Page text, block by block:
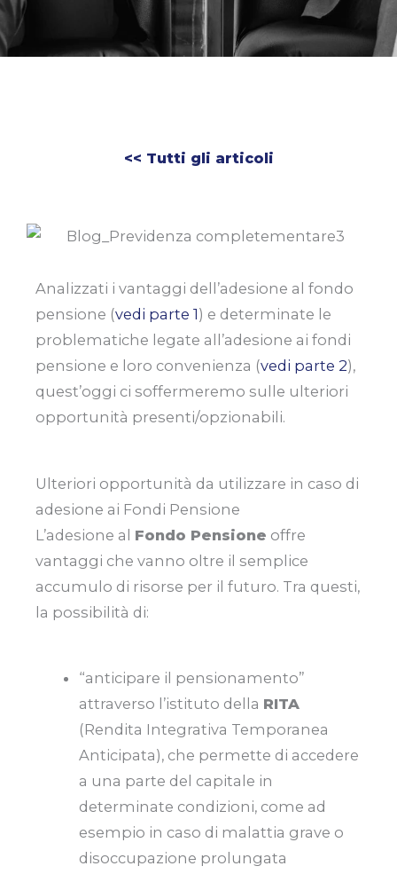
<< Tutti gli articoli
Analizzati i vantaggi dell’adesione al fondo
pensione (vedi parte 1) e determinate le
problematiche legate all’adesione ai fondi
pensione e loro convenienza (vedi parte 2),
quest’oggi ci soffermeremo sulle ulteriori
opportunità presenti/opzionabili.
Ulteriori opportunità da utilizzare in caso di
adesione ai Fondi Pensione
L’adesione al Fondo Pensione offre
vantaggi che vanno oltre il semplice
accumulo di risorse per il futuro. Tra questi,
la possibilità di:
“anticipare il pensionamento”
attraverso l’istituto della RITA
(Rendita Integrativa Temporanea
Anticipata), che permette di accedere
a una parte del capitale in
determinate condizioni, come ad
esempio in caso di malattia grave o
disoccupazione prolungata